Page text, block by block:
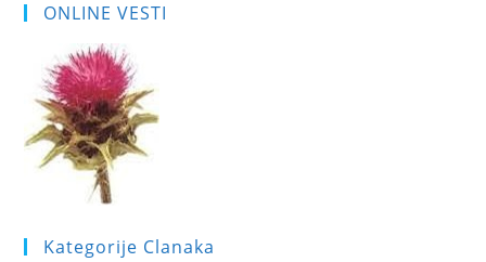
ONLINE VESTI
Kategorije Clanaka